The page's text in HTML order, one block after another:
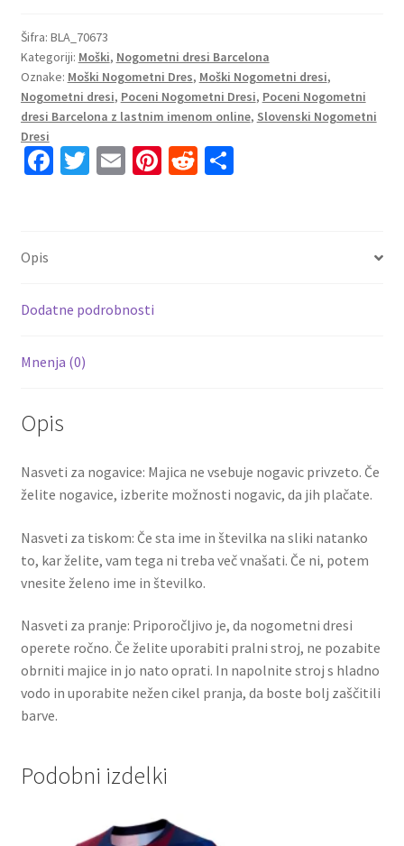
Domači
2023
Kratek
Rokav
+
Kratke
hlače
Šifra: BLA_70673
Kategoriji: Moški, Nogometni dresi Barcelona
Oznake: Moški Nogometni Dres, Moški Nogometni dresi,
Nogometni dresi, Poceni Nogometni Dresi, Poceni Nogometni
dresi Barcelona z lastnim imenom online, Slovenski Nogometni
Dresi
Fa
k
T E Pi R S
Opis
Dodatne podrobnosti
Mnenja (0)
Opis
Nasveti za nogavice: Majica ne vsebuje nogavic privzeto. Če
želite nogavice, izberite možnosti nogavic, da jih plačate.
Nasveti za tiskom: Če sta ime in številka na sliki natanko
to, kar želite, vam tega ni treba več vnašati. Če ni, potem
vnesite želeno ime in številko.
Nasveti za pranje: Priporočljivo je, da nogometni dresi
operete ročno. Če želite uporabiti pralni stroj, ne pozabite
obrniti majice in jo nato oprati. In napolnite stroj s hladno
vodo in uporabite nežen cikel pranja, da boste bolj zaščitili
barve.
Podobni izdelki